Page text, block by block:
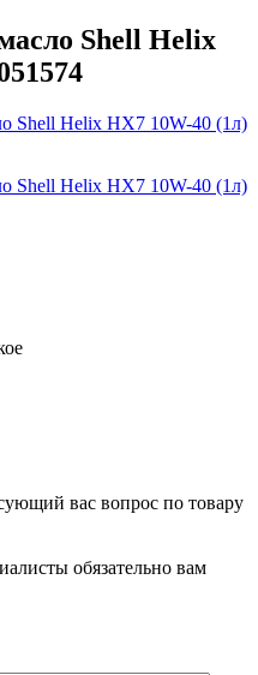
Shell Helix
вас вопрос по товару
обязательно вам